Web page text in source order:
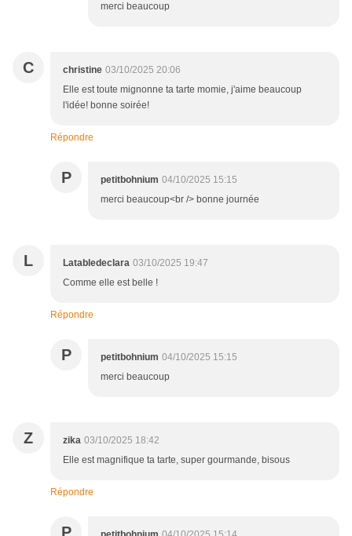
merci beaucoup
C christine 03/10/2025 20:06
Elle est toute mignonne ta tarte momie, j'aime beaucoup
l'idée! bonne soirée!
Répondre
P petitbohnium 04/10/2025 15:15
merci beaucoup<br /> bonne journée
L Latabledeclara 03/10/2025 19:47
Comme elle est belle !
Répondre
P petitbohnium 04/10/2025 15:15
merci beaucoup
Z zika 03/10/2025 18:42
Elle est magnifique ta tarte, super gourmande, bisous
Répondre
P